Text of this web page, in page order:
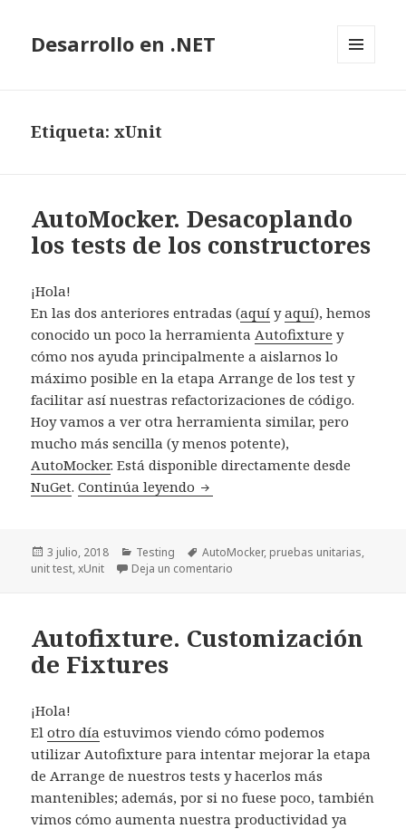
Desarrollo en .NET
Etiqueta: xUnit
AutoMocker. Desacoplando
los tests de los constructores
¡Hola!
En las dos anteriores entradas (aquí yaquí), hemos
conocido un poco la herramientaAutofixture y
cómo nos ayuda principalmente a aislarnos lo
máximo posible en la etapa Arrange de los test y
facilitar así nuestras refactorizaciones de código.
Hoy vamos a ver otra herramienta similar, pero
mucho más sencilla (y menos potente),
AutoMocker. Está disponible directamente desde
NuGet.Continúa leyendo AutoMocker. Desacoplando
Publicado
el
3 julio, 2018 Categorías
Testing Etiquetas
AutoMocker, pruebas unitarias,
unit test,xUnit Deja un comentario
Autofixture. Customización
de Fixtures
¡Hola!
Elotro día estuvimos viendo cómo podemos
utilizar Autofixture para intentar mejorar la etapa
de Arrange de nuestros tests y hacerlos más
mantenibles; además, por si no fuese poco, también
vimos cómo aumenta nuestra productividad ya